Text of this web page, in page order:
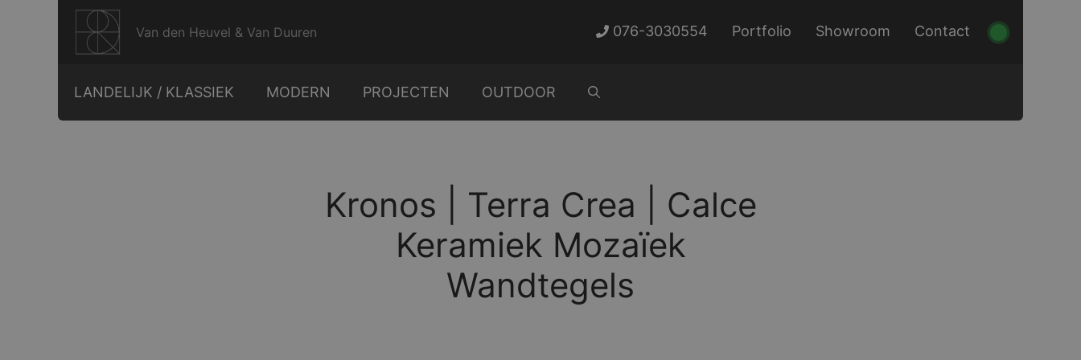
Van den Heuvel & Van Duuren 076-3030554 Portfolio Showroom Contact
LANDELIJK / KLASSIEK MODERN PROJECTEN OUTDOOR
Kronos | Terra Crea | Calce
Keramiek Mozaïek
Wandtegels